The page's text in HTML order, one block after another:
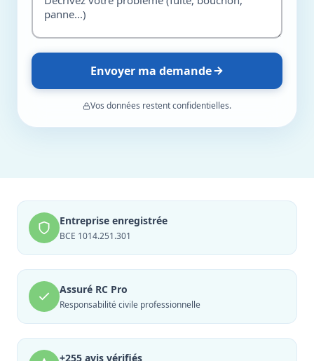
Envoyer ma demande
Vos données restent confidentielles.
Entreprise enregistrée
BCE 1014.251.301
Assuré RC Pro
Responsabilité civile professionnelle
+255 avis vérifiés